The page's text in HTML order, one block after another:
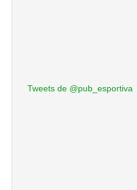
Tweets de @pub_esportiva